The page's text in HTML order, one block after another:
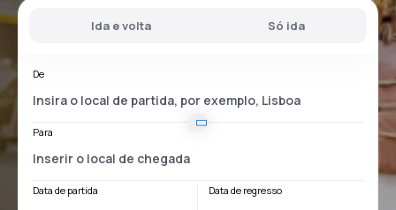
Ida e volta Só ida
De
Para
Data de partida Data de regresso